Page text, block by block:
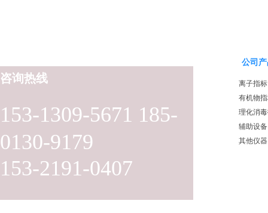
153-1309-5671 185-
0130-9179
153-2191-0407
咨询热线
公司
离子指标
有机物
理化消
辅助设备
其他仪器